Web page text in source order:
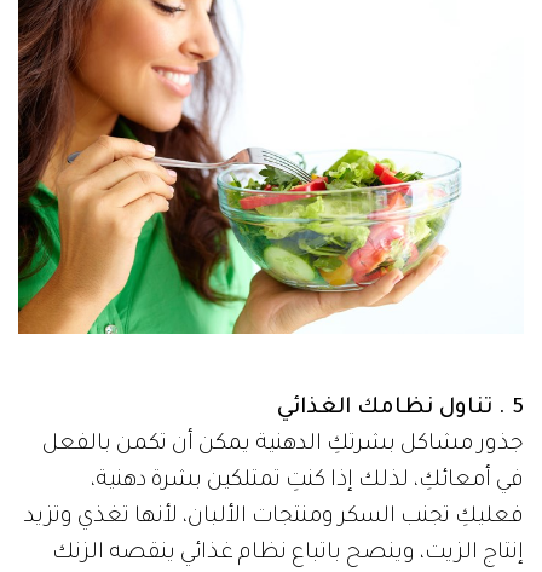
5 . تناول نظامك الغذائي
جذور مشاكل بشرتكِ الدهنية يمكن أن تكمن بالفعل
في أمعائكِ، لذلك إذا كنتِ تمتلكين بشرة دهنية،
فعليكِ تجنب السكر ومنتجات الألبان، لأنها تغذي وتزيد
إنتاج الزيت، وينصح باتباع نظام غذائي ينقصه الزنك